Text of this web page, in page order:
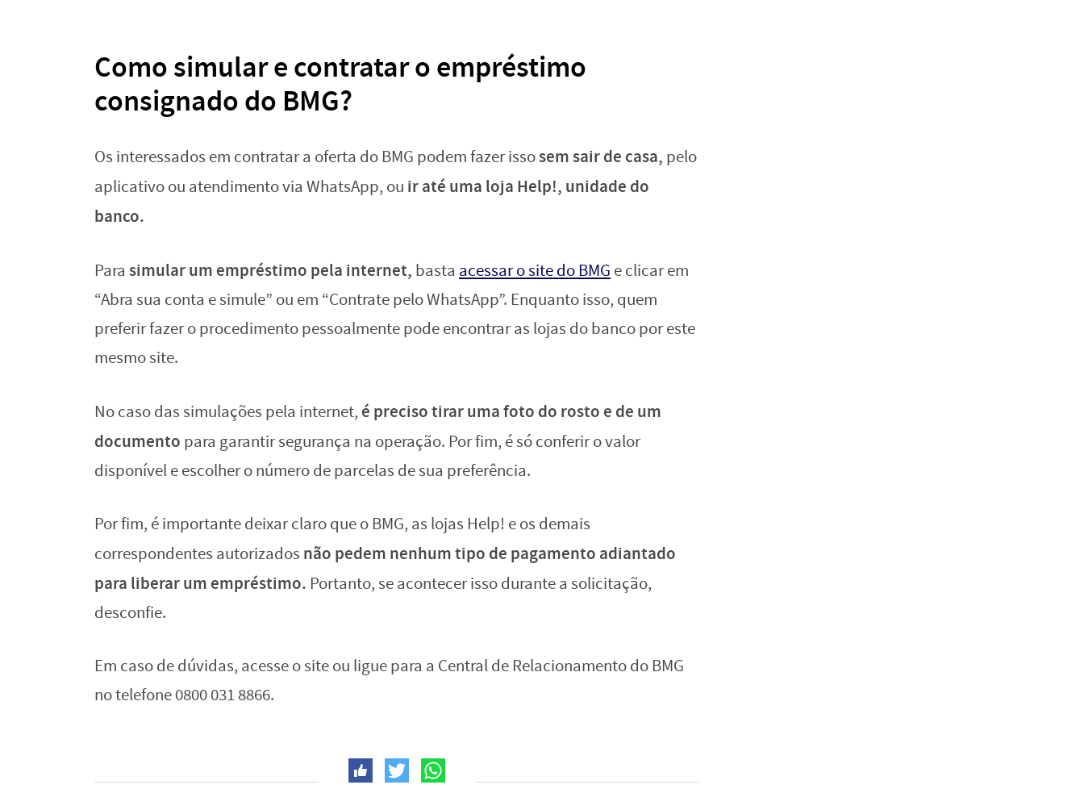
Como simular e contratar o empréstimo
consignado do BMG?
Os interessados em contratar a oferta do BMG podem fazer issosem sair de casa, pelo
aplicativo ou atendimento via WhatsApp, ou ir até uma loja Help!, unidade do
banco.
Para simular um empréstimo pela internet, basta acessar o site do BMG e clicar em
“Abra sua conta e simule” ou em “Contrate pelo WhatsApp”. Enquanto isso, quem
preferir fazer o procedimento pessoalmente pode encontrar as lojas do banco por este
mesmo site.
No caso das simulações pela internet, é preciso tirar uma foto do rosto e de um
documento para garantir segurança na operação. Por fim, é só conferir o valor
disponível e escolher o número de parcelas de sua preferência.
Por fim, é importante deixar claro que o BMG, as lojas Help! e os demais
correspondentes autorizados não pedem nenhum tipo de pagamento adiantado
para liberar um empréstimo. Portanto, se acontecer isso durante a solicitação,
desconfie.
Em caso de dúvidas, acesse o site ou ligue para a Central de Relacionamento do BMG
no telefone 0800 031 8866.